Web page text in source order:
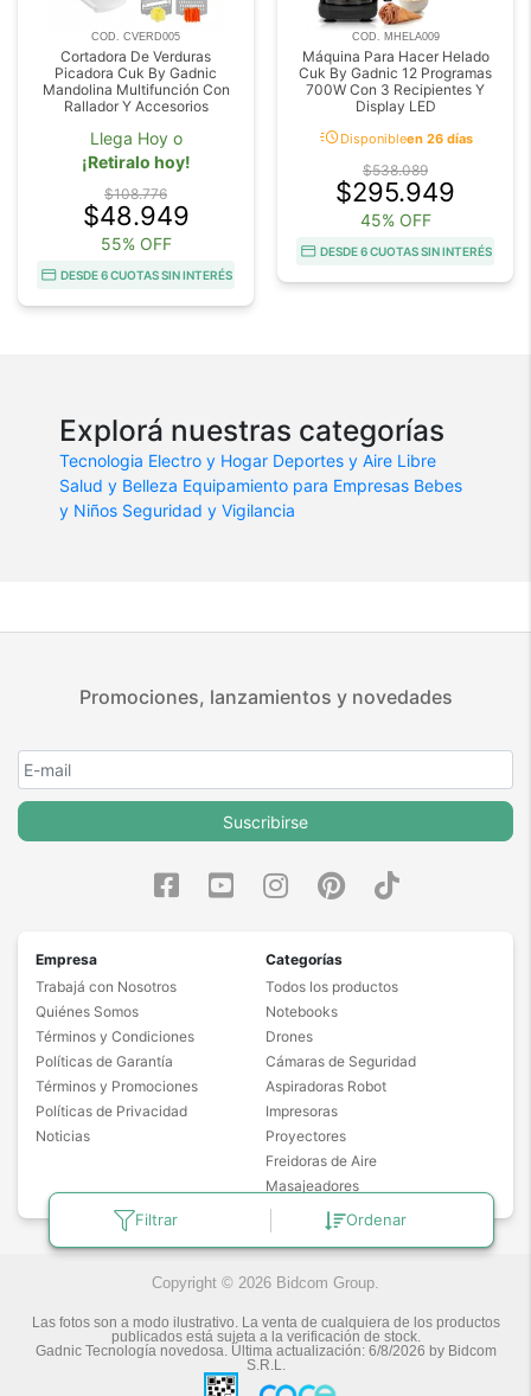
Filtrar Ordenar
COD. CVERD005
Cortadora De Verduras
Picadora Cuk By Gadnic
Mandolina Multifunción Con
Rallador Y Accesorios
Llega Hoy o
¡Retiralo hoy!
$108.776
$48.949
55% OFF
DESDE 6 CUOTAS SIN INTERÉS
COD. MHELA009
Máquina Para Hacer Helado
Cuk By Gadnic 12 Programas
700W Con 3 Recipientes Y
Display LED
acuteDisponibleen 26 días
$538.089
$295.949
45% OFF
DESDE 6 CUOTAS SIN INTERÉS
Explorá nuestras categorías
Tecnologia Electro y Hogar Deportes y Aire Libre
Salud y Belleza Equipamiento para Empresas Bebes
y Niños Seguridad y Vigilancia
Promociones, lanzamientos y novedades
Suscribirse
Empresa
Trabajá con Nosotros
Quiénes Somos
Términos y Condiciones
Políticas de Garantía
Términos y Promociones
Políticas de Privacidad
Noticias
Categorías
Todos los productos
Notebooks
Drones
Cámaras de Seguridad
Aspiradoras Robot
Impresoras
Proyectores
Freidoras de Aire
Masajeadores
Copyright © 2026 Bidcom Group.
Las fotos son a modo ilustrativo. La venta de cualquiera de los productos
publicados está sujeta a la verificación de stock.
Gadnic Tecnología novedosa.Última actualización: 6/8/2026 by Bidcom
S.R.L.